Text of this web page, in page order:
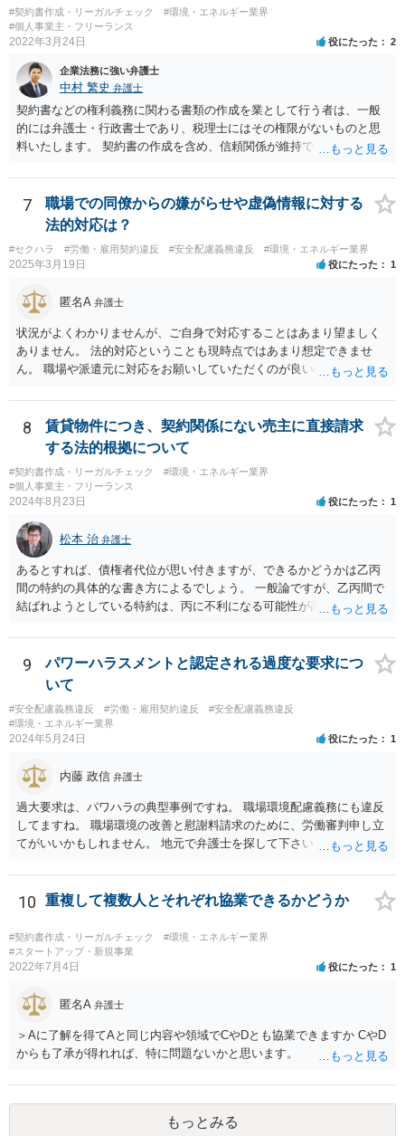
初の合意に基づき報酬額の支払いが認められる余地があると考えられ
ます。
#契約書作成・リーガルチェック
#環境・エネルギー業界
#個人事業主・フリーランス
2022年3月24日 役にたった 2
企業法務に強い弁護士
中村 繁史 弁護士
契約書などの権利義務に関わる書類の作成を業として行う者は、一般
的には弁護士・行政書士であり、税理士にはその権限がないものと思
料いたします。 契約書の作成を含め、信頼関係が維持できないのであ
7
職場での同僚からの嫌がらせや虚偽情報に対する
法的対応は？
#セクハラ #労働・雇用契約違反 #安全配慮義務違反 #環境・エネルギー業界
2025年3月19日 役にたった 1
匿名A 弁護士
状況がよくわかりませんが、ご自身で対応することはあまり望ましく
ありません。 法的対応ということも現時点ではあまり想定できませ
ん。 職場や派遣元に対応をお願いしていただくのが良いのではないで
8
賃貸物件につき、契約関係にない売主に直接請求
する法的根拠について
#契約書作成・リーガルチェック
#環境・エネルギー業界
#個人事業主・フリーランス
2024年8月23日 役にたった 1
松本 治 弁護士
あるとすれば、債権者代位が思い付きますが、できるかどうかは乙丙
間の特約の具体的な書き方によるでしょう。 一般論ですが、乙丙間で
結ばれようとしている特約は、丙に不利になる可能性が高いです。
9
パワーハラスメントと認定される過度な要求につ
いて
#安全配慮義務違反 #労働・雇用契約違反
#安全配慮義務違反
#環境・エネルギー業界
2024年5月24日 役にたった 1
内藤 政信 弁護士
過大要求は、パワハラの典型事例ですね。 職場環境配慮義務にも違反
してますね。 職場環境の改善と慰謝料請求のために、労働審判申し立
てがいいかもしれません。 地元で弁護士を探して下さい。
10 重複して複数人とそれぞれ協業できるかどうか
#契約書作成・リーガルチェック
#環境・エネルギー業界
#スタートアップ・新規事業
2022年7月4日 役にたった 1
匿名A 弁護士
＞Aに了解を得てAと同じ内容や領域でCやDとも協業できますか CやD
からも了承が得れれば、特に問題ないかと思います。
もっとみる